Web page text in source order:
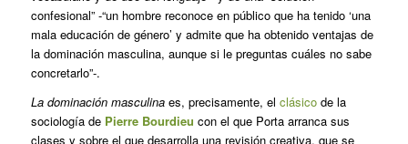
confesional” -“un hombre reconoce en público que ha tenido ‘una
mala educación de género’ y admite que ha obtenido ventajas de
la dominación masculina, aunque si le preguntas cuáles no sabe
concretarlo”-.
La dominación masculinaes, precisamente, el clásico de la
sociología de Pierre Bourdieu con el que Porta arranca sus
clases y sobre el que desarrolla una revisión creativa, que se